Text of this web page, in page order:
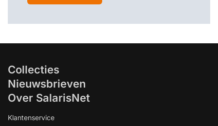
Collecties
Nieuwsbrieven
Over SalarisNet
Klantenservice